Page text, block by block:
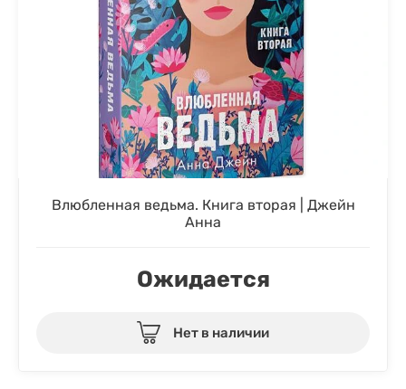
Влюбленная ведьма. Книга вторая | Джейн
Анна
Ожидается
Нет в наличии